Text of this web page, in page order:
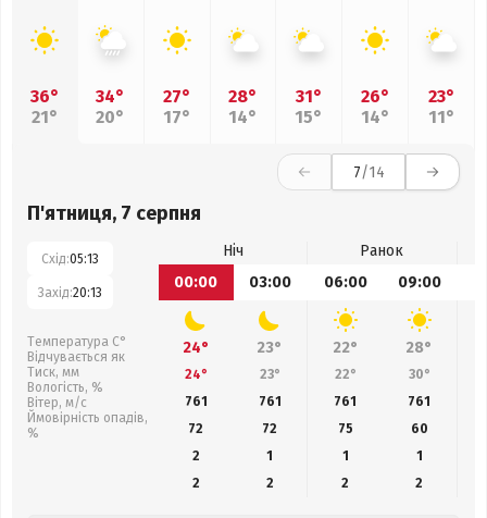
36°
21°
34°
20°
27°
17°
28°
14°
31°
15°
26°
14°
23°
11°
7/14
П'ятниця, 7 серпня
Схід:05:13
Захід:20:13
Температура С°
Відчувається як
Тиск, мм
Вологість, %
Вітер, м/с
Ймовірність опадів,
%
Ніч
Ранок
00:00
03:00 06:00 09:00
24° 23° 22° 28°
24° 23° 22° 30°
761
761 761 761
72
72 75
60
2
1 1
1
2
2 2 2